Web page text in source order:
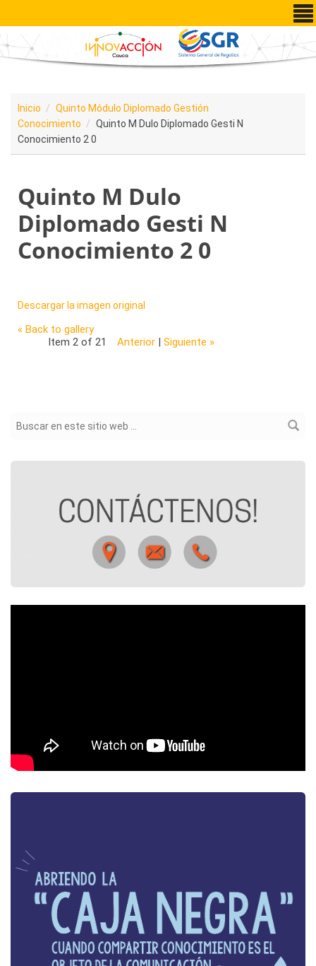
Pasar al contenido principal
Inicio
Quinto Módulo Diplomado Gestión
Conocimiento
Quinto M Dulo Diplomado Gesti N
Conocimiento 2 0
Quinto M Dulo
Diplomado Gesti N
Conocimiento 2 0
Descargar la imagen original
« Back to gallery
Item 2 of 21
Anterior| Siguiente »
Formulario de búsqueda